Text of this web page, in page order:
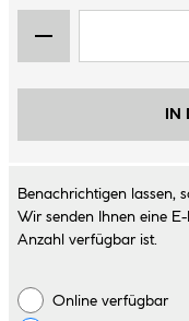
Benachrichtigen lassen,
Wir senden Ihnen eine
Anzahl verfügbar ist.
Online verfügbar